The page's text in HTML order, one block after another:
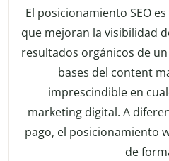
El posicionamiento SEO
que mejoran la visibilidad
resultados orgánicos de
bases del content
imprescindible en
marketing digital. A
pago, el posicionamiento
de